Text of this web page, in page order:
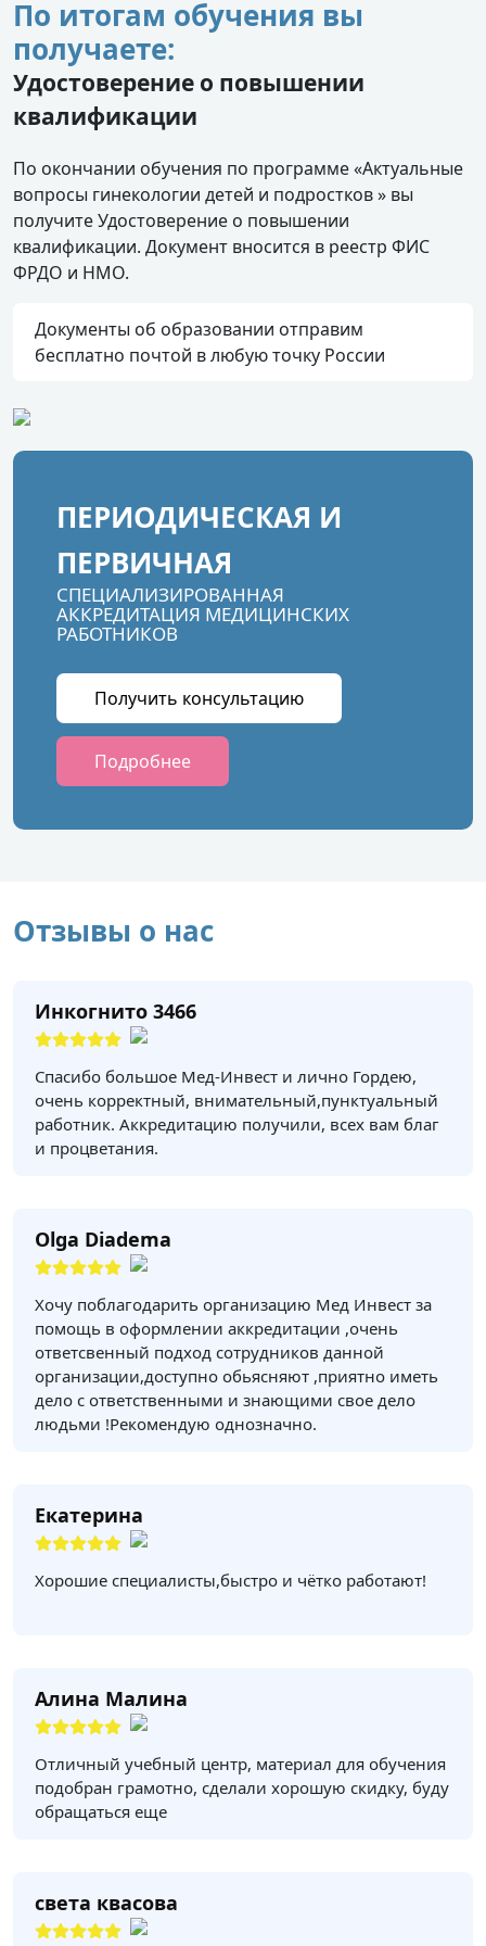
По итогам обучения вы
получаете:
Удостоверение о повышении
квалификации
По окончании обучения по программе «Актуальные
вопросы гинекологии детей и подростков » вы
получите Удостоверение о повышении
квалификации. Документ вносится в реестр ФИС
ФРДО и НМО.
Документы об образовании отправим
бесплатно почтой в любую точку России
ПЕРИОДИЧЕСКАЯ И
ПЕРВИЧНАЯ
СПЕЦИАЛИЗИРОВАННАЯ
АККРЕДИТАЦИЯ МЕДИЦИНСКИХ
РАБОТНИКОВ
Получить консультацию
Подробнее
Отзывы о нас
Инкогнито 3466
Спасибо большое Мед-Инвест и лично Гордею,
очень корректный, внимательный,пунктуальный
работник. Аккредитацию получили, всех вам благ
и процветания.
Olga Diadema
Хочу поблагодарить организацию Мед Инвест за
помощь в оформлении аккредитации ,очень
ответсвенный подход сотрудников данной
организации,доступно обьясняют ,приятно иметь
дело с ответственными и знающими свое дело
людьми !Рекомендую однозначно.
Екатерина
Хорошие специалисты,быстро и чётко работают!
Алина Малина
Отличный учебный центр, материал для обучения
подобран грамотно, сделали хорошую скидку, буду
обращаться еще
света квасова